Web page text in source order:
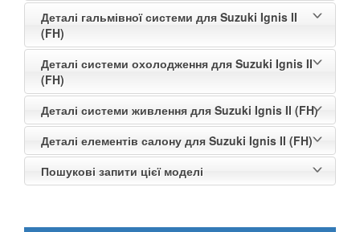
Деталі гальмівної системи для Suzuki Ignis II
(FH)
Деталі системи охолодження для Suzuki Ignis II
(FH)
Деталі системи живлення для Suzuki Ignis II (FH)
Деталі елементів салону для Suzuki Ignis II (FH)
Пошукові запити цієї моделі